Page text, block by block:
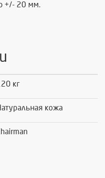
+/- 20 мм.
кг
кожа